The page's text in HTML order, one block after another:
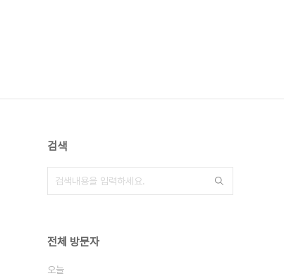
검색
전체 방문자
오늘